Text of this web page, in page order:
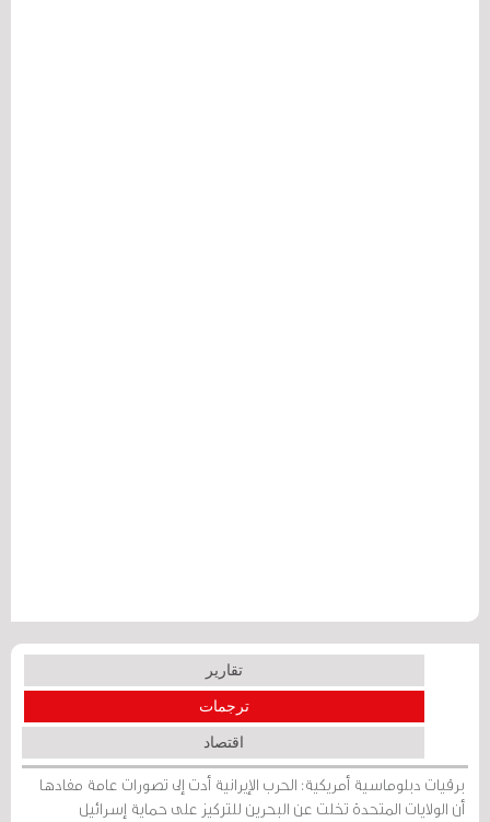
تقارير
ترجمات
اقتصاد
برقيات دبلوماسية أمريكية: الحرب الإيرانية أدت إلى تصورات عامة مفادها
أن الولايات المتحدة تخلت عن البحرين للتركيز على حماية إسرائيل